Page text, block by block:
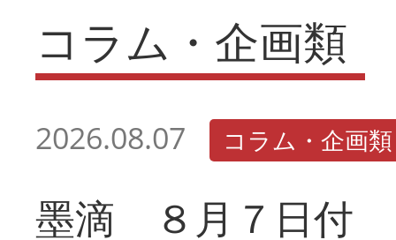
コラム・企画類
2026.08.07 コラム・企画類
墨滴 ８月７日付